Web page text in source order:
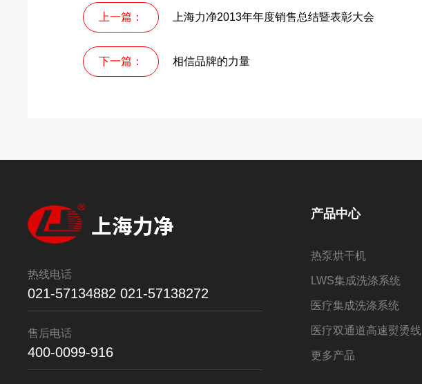
上一篇： 上海力净2013年年度销售总结暨表彰大会
下一篇： 相信品牌的力量
热线电话
021-57134882 021-57138272
售后电话
400-0099-916
产品中心
热泵烘干机
LWS集成洗涤系统
医疗集成洗涤系统
医疗双通道高速熨烫线
更多产品